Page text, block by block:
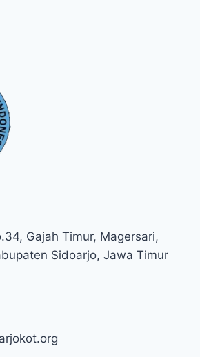
Gajah Timur, Magersari,
Sidoarjo, Jawa Timur